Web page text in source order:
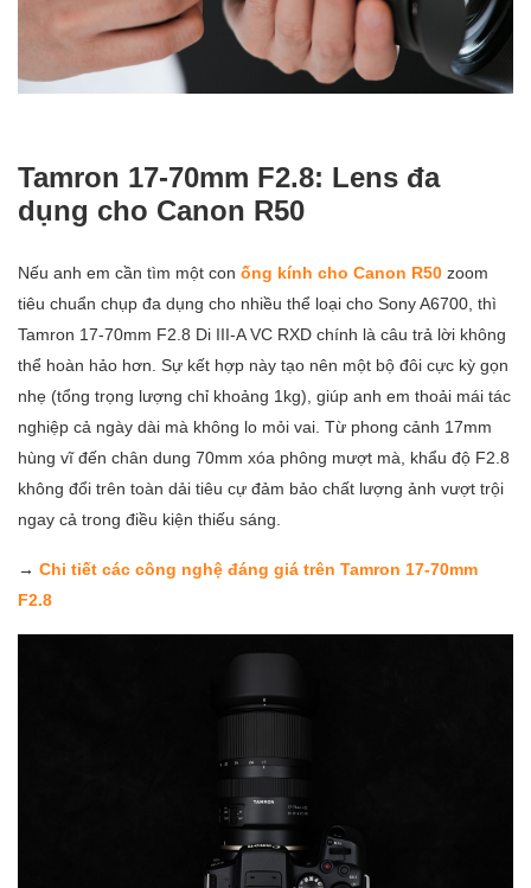
Tamron 17-70mm F2.8: Lens đa
dụng cho Canon R50
Nếu anh em cần tìm một con ống kính cho Canon R50 zoom
tiêu chuẩn chụp đa dụng cho nhiều thể loại cho Sony A6700, thì
Tamron 17-70mm F2.8 Di III-A VC RXD chính là câu trả lời không
thể hoàn hảo hơn. Sự kết hợp này tạo nên một bộ đôi cực kỳ gọn
nhẹ (tổng trọng lượng chỉ khoảng 1kg), giúp anh em thoải mái tác
nghiệp cả ngày dài mà không lo mỏi vai. Từ phong cảnh 17mm
hùng vĩ đến chân dung 70mm xóa phông mượt mà, khẩu độ F2.8
không đổi trên toàn dải tiêu cự đảm bảo chất lượng ảnh vượt trội
ngay cả trong điều kiện thiếu sáng.
→ Chi tiết các công nghệ đáng giá trên Tamron 17-70mm
F2.8